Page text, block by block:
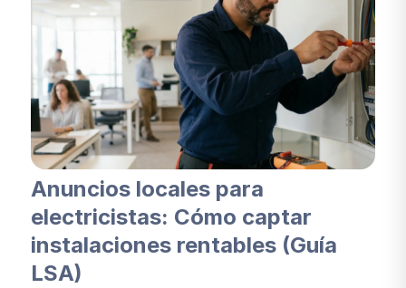
Anuncios locales para
electricistas: Cómo captar
instalaciones rentables (Guía
LSA)